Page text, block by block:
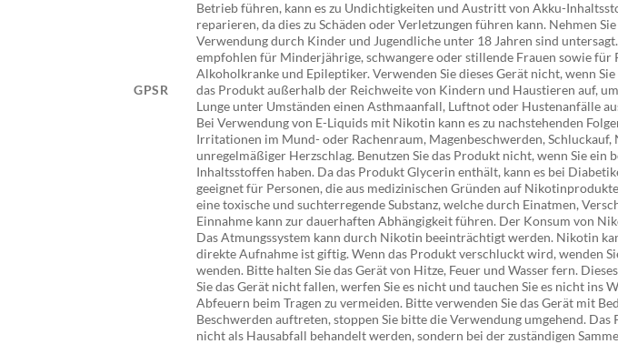
GPSR
Betrieb führen, kann es zu Undichtigkeiten und Austritt von Akku-
reparieren, da dies zu Schäden oder Verletzungen führen kann. Nehmen
Verwendung durch Kinder und Jugendliche unter 18 Jahren sind
empfohlen für Minderjährige, schwangere oder stillende Frauen sowie
Alkoholkranke und Epileptiker. Verwenden Sie dieses Gerät nicht, wenn
das Produkt außerhalb der Reichweite von Kindern und Haustieren auf,
Lunge unter Umständen einen Asthmaanfall, Luftnot oder Hustenanfälle
Bei Verwendung von E-Liquids mit Nikotin kann es zu nachstehenden
Irritationen im Mund- oder Rachenraum, Magenbeschwerden,
unregelmäßiger Herzschlag. Benutzen Sie das Produkt nicht, wenn Sie
Inhaltsstoffen haben. Da das Produkt Glycerin enthält, kann es bei
geeignet für Personen, die aus medizinischen Gründen auf
eine toxische und suchterregende Substanz, welche durch Einatmen,
Einnahme kann zur dauerhaften Abhängigkeit führen. Der Konsum von
Das Atmungssystem kann durch Nikotin beeinträchtigt werden. Nikotin
direkte Aufnahme ist giftig. Wenn das Produkt verschluckt wird, wenden
wenden. Bitte halten Sie das Gerät von Hitze, Feuer und Wasser fern.
Sie das Gerät nicht fallen, werfen Sie es nicht und tauchen Sie es nicht ins
Abfeuern beim Tragen zu vermeiden. Bitte verwenden Sie das Gerät mit
Beschwerden auftreten, stoppen Sie bitte die Verwendung umgehend.
nicht als Hausabfall behandelt werden, sondern bei der zuständigen